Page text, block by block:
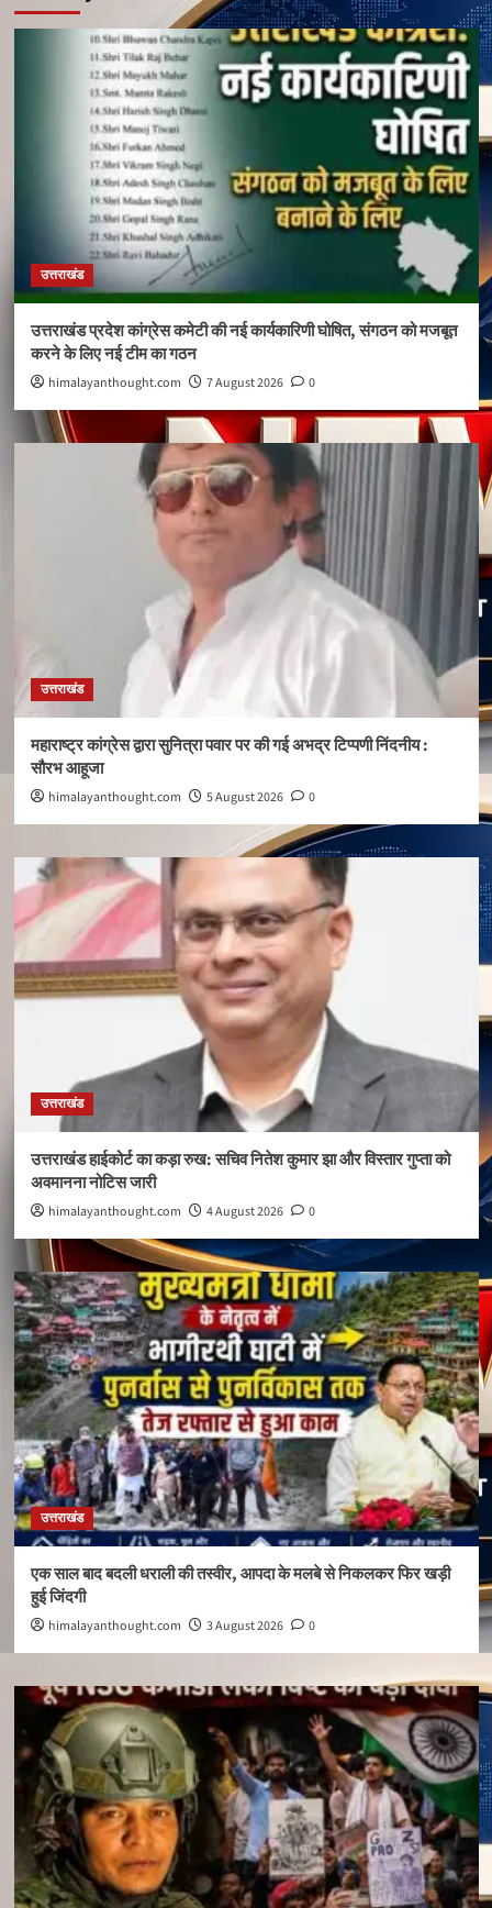
उत्तराखंड
उत्तराखंड प्रदेश कांग्रेस कमेटी की नई कार्यकारिणी घोषित, संगठन को मजबूत
करने के लिए नई टीम का गठन
himalayanthought.com 7 August 2026 0
उत्तराखंड
महाराष्ट्र कांग्रेस द्वारा सुनित्रा पवार पर की गई अभद्र टिप्पणी निंदनीय :
सौरभ आहूजा
himalayanthought.com 5 August 2026 0
उत्तराखंड
उत्तराखंड हाईकोर्ट का कड़ा रुख: सचिव नितेश कुमार झा और विस्तार गुप्ता को
अवमानना नोटिस जारी
himalayanthought.com 4 August 2026 0
उत्तराखंड
एक साल बाद बदली धराली की तस्वीर, आपदा के मलबे से निकलकर फिर खड़ी
हुई जिंदगी
himalayanthought.com 3 August 2026 0